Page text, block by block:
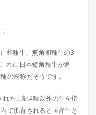
和種牛、無角和種牛の3
れに日本短角種牛が追
総称だそうです。
れた上記4種以外の牛を指
で肥育されると国産牛と